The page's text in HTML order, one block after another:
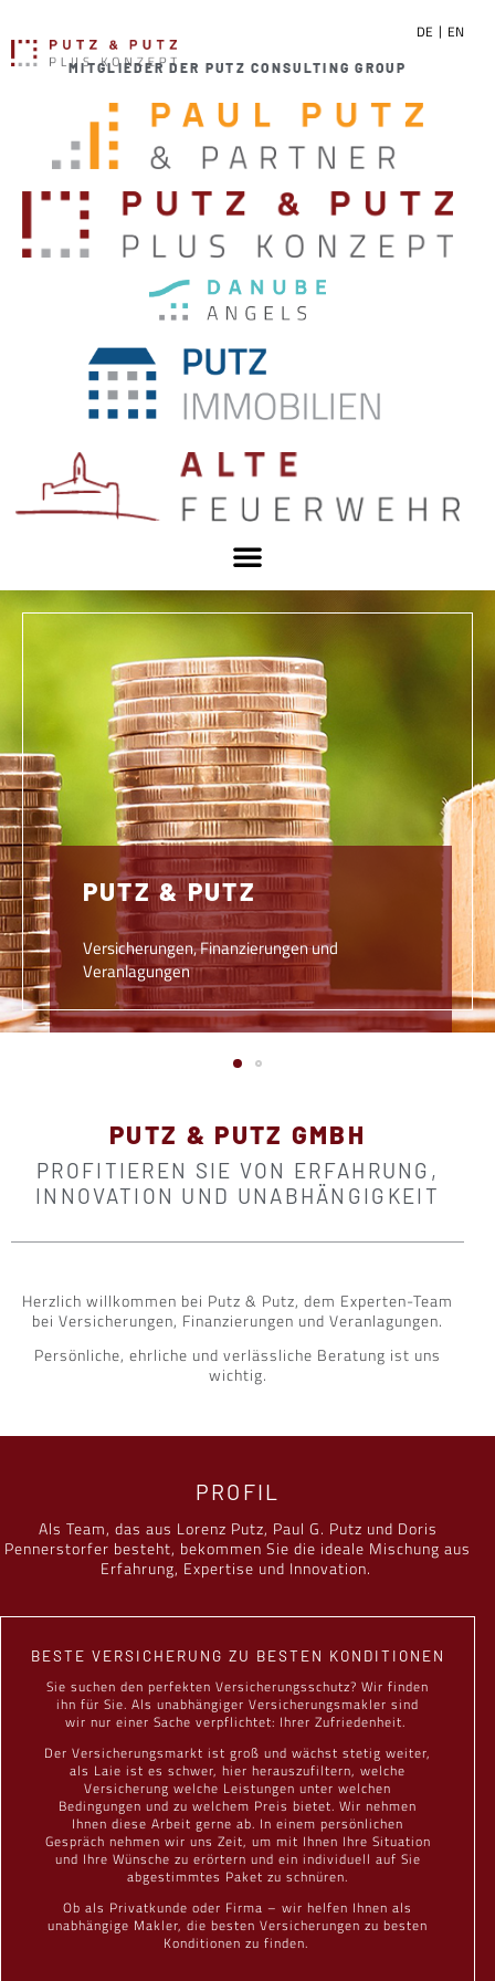
DE EN
MITGLIEDER DER PUTZ CONSULTING GROUP
PUTZ & PUTZ
Versicherungen, Finanzierungen und
Veranlagungen
PUTZ & PUTZ GMBH
PROFITIEREN SIE VON ERFAHRUNG,
INNOVATION UND UNABHÄNGIGKEIT
Herzlich willkommen bei Putz & Putz, dem Experten-Team
bei Versicherungen, Finanzierungen und Veranlagungen.
Persönliche, ehrliche und verlässliche Beratung ist uns
wichtig.
PROFIL
Als Team, das aus Lorenz Putz, Paul G. Putz und Doris
Pennerstorfer besteht, bekommen Sie die ideale Mischung aus
Erfahrung, Expertise und Innovation.
BESTE VERSICHERUNG ZU BESTEN KONDITIONEN
Sie suchen den perfekten Versicherungsschutz? Wir finden
ihn für Sie. Als unabhängiger Versicherungsmakler sind
wir nur einer Sache verpflichtet: Ihrer Zufriedenheit.
Der Versicherungsmarkt ist groß und wächst stetig weiter,
als Laie ist es schwer, hier herauszufiltern, welche
Versicherung welche Leistungen unter welchen
Bedingungen und zu welchem Preis bietet. Wir nehmen
Ihnen diese Arbeit gerne ab. In einem persönlichen
Gespräch nehmen wir uns Zeit, um mit Ihnen Ihre Situation
und Ihre Wünsche zu erörtern und ein individuell auf Sie
abgestimmtes Paket zu schnüren.
Ob als Privatkunde oder Firma – wir helfen Ihnen als
unabhängige Makler, die besten Versicherungen zu besten
Konditionen zu finden.